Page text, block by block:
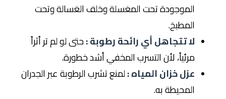
الموجودة تحت المغسلة وخلف الغسالة وتحت
المطبخ.
لا تتجاهل أي رائحة رطوبة :حتى لو لم تر أثراً
مرئياً، لأن التسرب المخفي أشد خطورة.
عزل خزان المياه :لمنع تشرب الرطوبة عبر الجدران
المحيطة به.